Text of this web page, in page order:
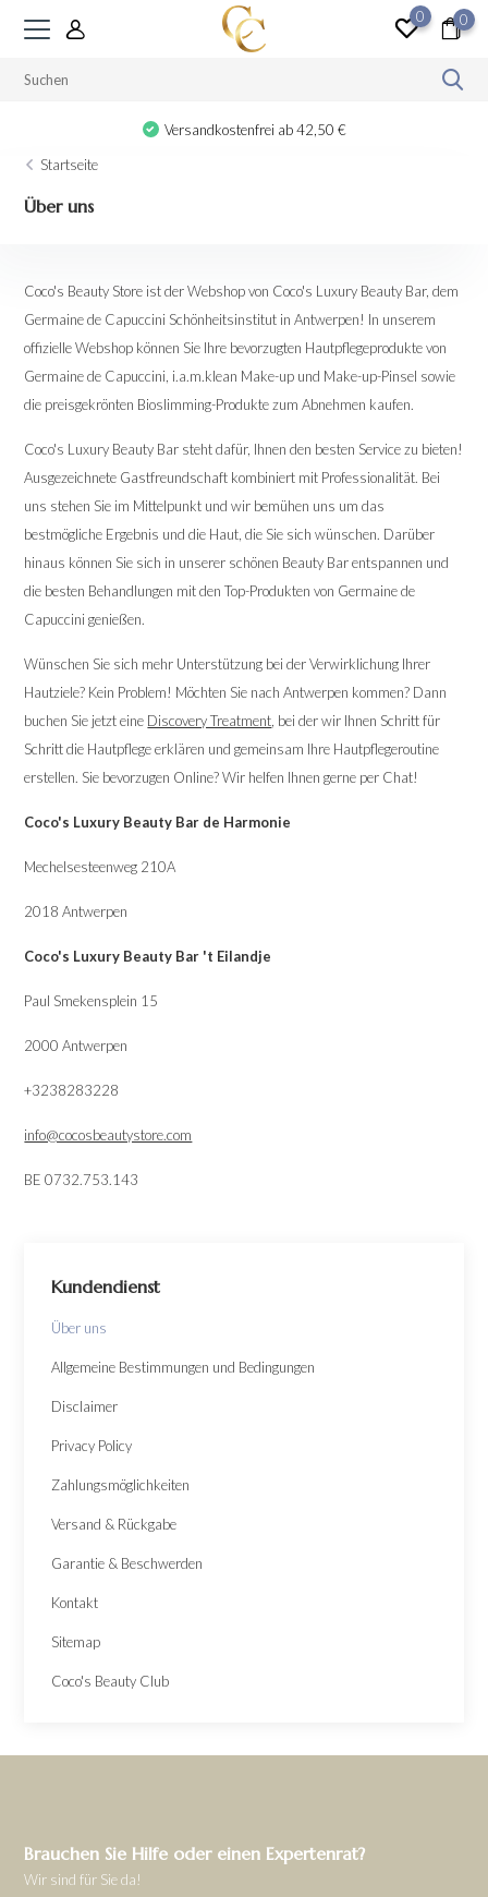
0 0
Versandkostenfrei ab 42,50 €
Startseite
Kundendienst
Über uns
Allgemeine Bestimmungen und Bedingungen
Disclaimer
Privacy Policy
Zahlungsmöglichkeiten
Versand & Rückgabe
Garantie & Beschwerden
Kontakt
Sitemap
Coco's Beauty Club
Über uns
Coco's Beauty Store ist der Webshop von Coco's Luxury Beauty Bar, dem
Germaine de Capuccini Schönheitsinstitut in Antwerpen! In unserem
offizielle Webshop können Sie Ihre bevorzugten Hautpflegeprodukte von
Germaine de Capuccini, i.a.m.klean Make-up und Make-up-Pinsel sowie
die preisgekrönten Bioslimming-Produkte zum Abnehmen kaufen.
Coco's Luxury Beauty Bar steht dafür, Ihnen den besten Service zu bieten!
Ausgezeichnete Gastfreundschaft kombiniert mit Professionalität. Bei
uns stehen Sie im Mittelpunkt und wir bemühen uns um das
bestmögliche Ergebnis und die Haut, die Sie sich wünschen. Darüber
hinaus können Sie sich in unserer schönen Beauty Bar entspannen und
die besten Behandlungen mit den Top-Produkten von Germaine de
Capuccini genießen.
Wünschen Sie sich mehr Unterstützung bei der Verwirklichung Ihrer
Hautziele? Kein Problem! Möchten Sie nach Antwerpen kommen? Dann
buchen Sie jetzt eine Discovery Treatment , bei der wir Ihnen Schritt für
Schritt die Hautpflege erklären und gemeinsam Ihre Hautpflegeroutine
erstellen. Sie bevorzugen Online? Wir helfen Ihnen gerne per Chat!
Coco's Luxury Beauty Bar de Harmonie
Mechelsesteenweg 210A
2018 Antwerpen
Coco's Luxury Beauty Bar 't Eilandje
Paul Smekensplein 15
2000 Antwerpen
+3238283228
info@cocosbeautystore.com
BE 0732.753.143
Brauchen Sie Hilfe oder einen Expertenrat?
Wir sind für Sie da!